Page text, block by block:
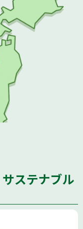
サステナブル